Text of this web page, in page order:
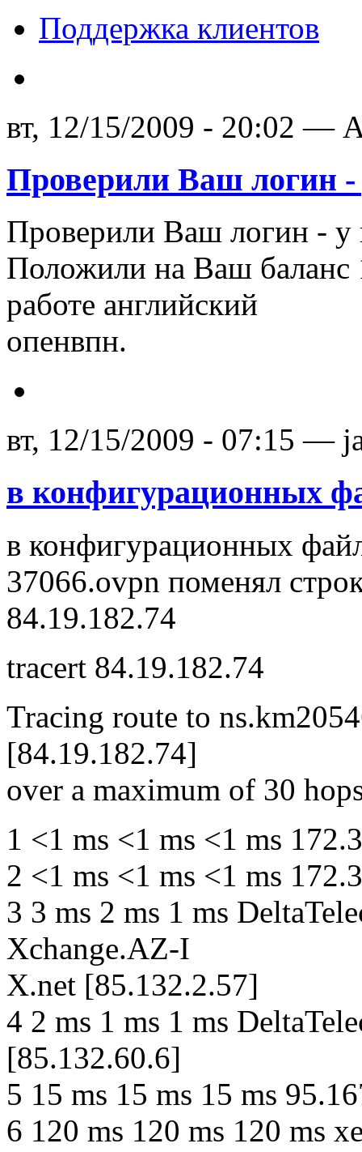
Поддержка клиентов
вт, 12/15/2009 - 20:02 —
Проверили Ваш логин -
Проверили Ваш логин - у
Положили на Ваш баланс
работе английский
опенвпн.
вт, 12/15/2009 - 07:15 —
в конфигурационных
в конфигурационных
37066.ovpn поменял
84.19.182.74
tracert 84.19.182.74
Tracing route to
[84.19.182.74]
over a maximum of 30
1 <1 ms <1 ms <1 ms
2 <1 ms <1 ms <1 ms
3 3 ms 2 ms 1 ms
Xchange.AZ-I
X.net [85.132.2.57]
4 2 ms 1 ms 1 ms
[85.132.60.6]
5 15 ms 15 ms 15 ms
6 120 ms 120 ms 120 ms